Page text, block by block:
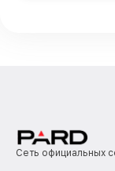
Сеть официальных